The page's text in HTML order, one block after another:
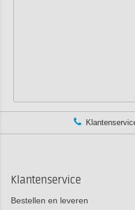
Klantenservice
Bestellen en leveren